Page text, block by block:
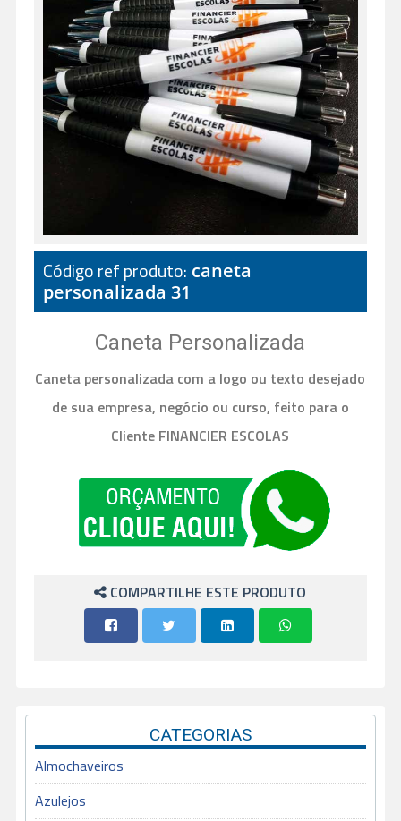
Código ref produto: caneta
personalizada 31
Caneta Personalizada
Caneta personalizada com a logo ou texto desejado
de sua empresa, negócio ou curso, feito para o
Cliente FINANCIER ESCOLAS
COMPARTILHE ESTE PRODUTO
CATEGORIAS
Almochaveiros
Azulejos